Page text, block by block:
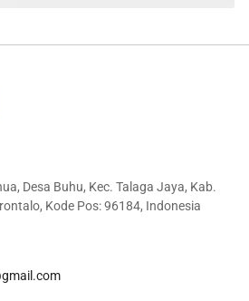
Desa Buhu, Kec. Talaga Jaya, Kab.
Kode Pos: 96184, Indonesia